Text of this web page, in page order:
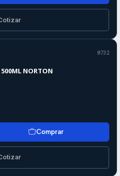
8732
NORTON
Comprar